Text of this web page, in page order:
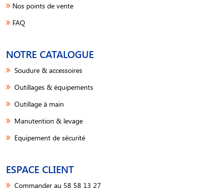
Nos points de vente
FAQ
NOTRE CATALOGUE
Soudure & accessoires
Outillages & équipements
Outillage à main
Manutention & levage
Equipement de sécurité
ESPACE CLIENT
Commander au 58 58 13 27